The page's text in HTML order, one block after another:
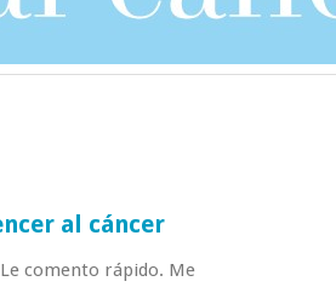
al cáncer
comento rápido. Me